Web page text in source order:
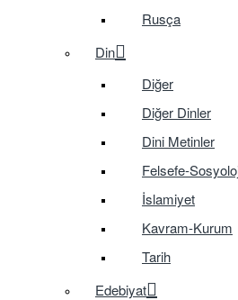
Rusça
Din
Diğer
Diğer Dinler
Dini Metinler
Felsefe-
İslamiyet
Kavram-Kurum
Tarih
Edebiyat